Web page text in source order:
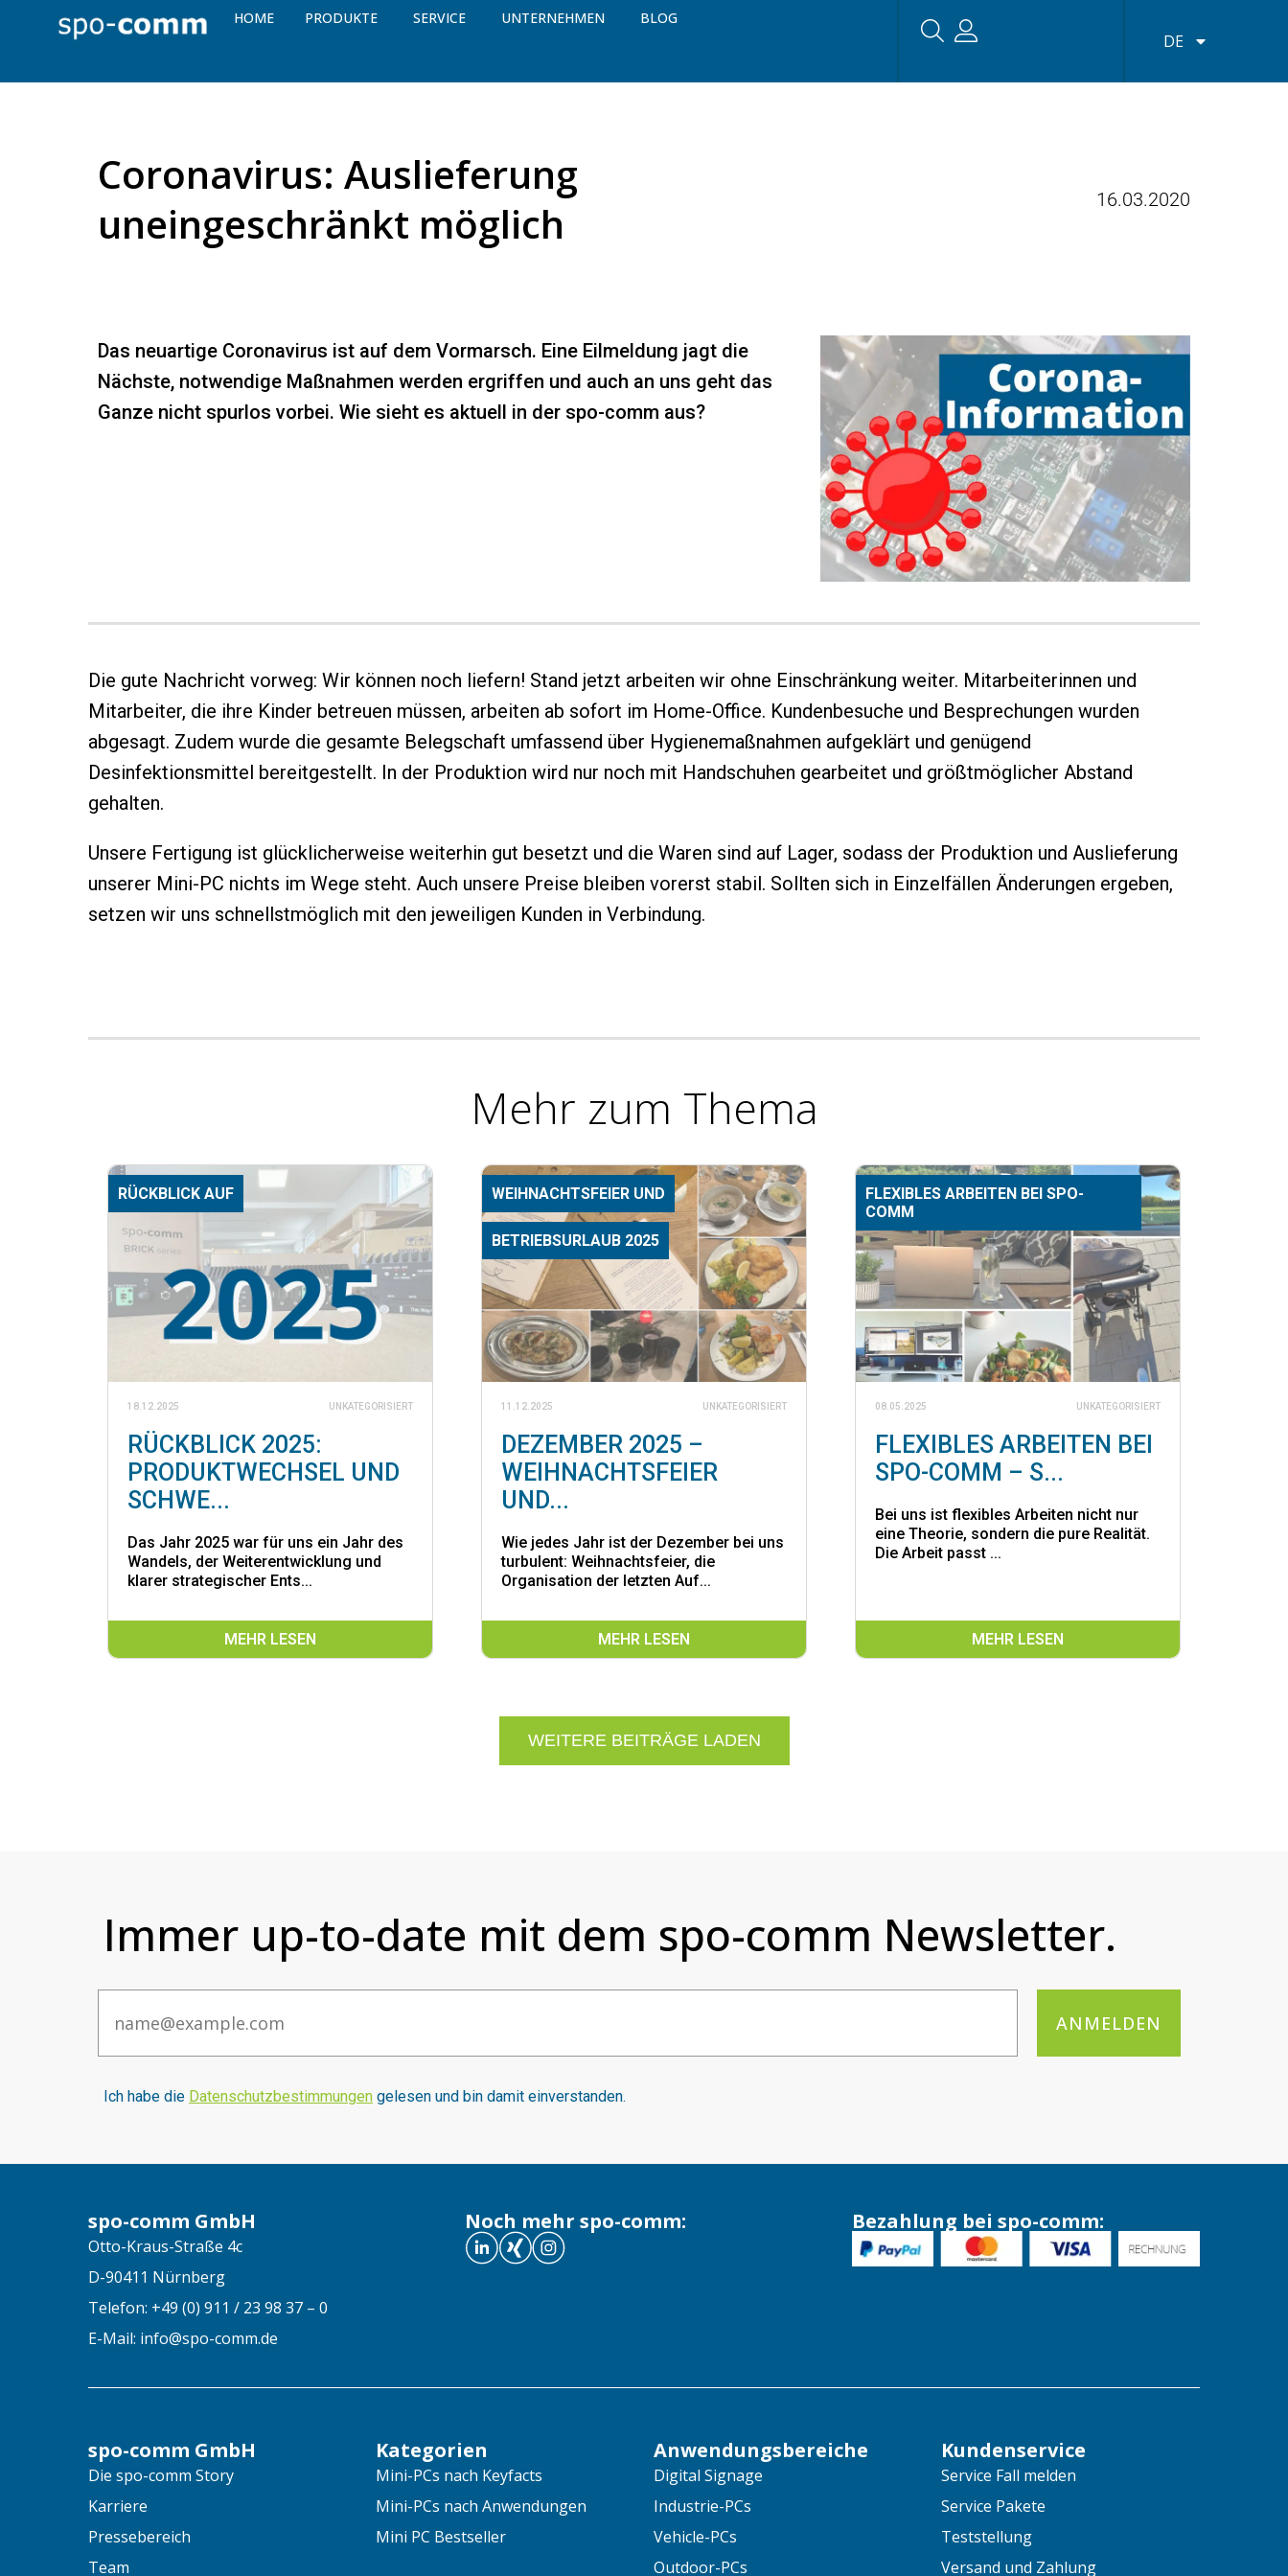
HOME PRODUKTE SERVICE UNTERNEHMEN BLOG
DE
Coronavirus: Auslieferung
uneingeschränkt möglich
16.03.2020
Das neuartige Coronavirus ist auf dem Vormarsch. Eine Eilmeldung jagt die
Nächste, notwendige Maßnahmen werden ergriffen und auch an uns geht das
Ganze nicht spurlos vorbei. Wie sieht es aktuell in der spo-comm aus?
Die gute Nachricht vorweg: Wir können noch liefern! Stand jetzt arbeiten wir ohne Einschränkung weiter. Mitarbeiterinnen und
Mitarbeiter, die ihre Kinder betreuen müssen, arbeiten ab sofort im Home-Office. Kundenbesuche und Besprechungen wurden
abgesagt. Zudem wurde die gesamte Belegschaft umfassend über Hygienemaßnahmen aufgeklärt und genügend
Desinfektionsmittel bereitgestellt. In der Produktion wird nur noch mit Handschuhen gearbeitet und größtmöglicher Abstand
gehalten.
Unsere Fertigung ist glücklicherweise weiterhin gut besetzt und die Waren sind auf Lager, sodass der Produktion und Auslieferung
unserer Mini-PC nichts im Wege steht. Auch unsere Preise bleiben vorerst stabil. Sollten sich in Einzelfällen Änderungen ergeben,
setzen wir uns schnellstmöglich mit den jeweiligen Kunden in Verbindung.
Mehr zum Thema
RÜCKBLICK AUF
18.12.2025 UNKATEGORISIERT
RÜCKBLICK 2025:
PRODUKTWECHSEL UND
SCHWE...
Das Jahr 2025 war für uns ein Jahr des
Wandels, der Weiterentwicklung und
klarer strategischer Ents...
MEHR LESEN
WEIHNACHTSFEIER UND
BETRIEBSURLAUB 2025
11.12.2025 UNKATEGORISIERT
DEZEMBER 2025 –
WEIHNACHTSFEIER
UND...
Wie jedes Jahr ist der Dezember bei uns
turbulent: Weihnachtsfeier, die
Organisation der letzten Auf...
MEHR LESEN
FLEXIBLES ARBEITEN BEI SPO-
COMM
08.05.2025 UNKATEGORISIERT
FLEXIBLES ARBEITEN BEI
SPO-COMM – S...
Bei uns ist flexibles Arbeiten nicht nur
eine Theorie, sondern die pure Realität.
Die Arbeit passt ...
MEHR LESEN
WEITERE BEITRÄGE LADEN
Immer up-to-date mit dem spo-comm Newsletter.
ANMELDEN
Ich habe die Datenschutzbestimmungen gelesen und bin damit einverstanden.
spo-comm GmbH
Otto-Kraus-Straße 4c
D-90411 Nürnberg
Telefon: +49 (0) 911 / 23 98 37 – 0
E-Mail: info@spo-comm.de
Noch mehr spo-comm: Bezahlung bei spo-comm:
spo-comm GmbH
Die spo-comm Story
Karriere
Pressebereich
Team
Kategorien
Mini-PCs nach Keyfacts
Mini-PCs nach Anwendungen
Mini PC Bestseller
Anwendungsbereiche
Digital Signage
Industrie-PCs
Vehicle-PCs
Outdoor-PCs
Kundenservice
Service Fall melden
Service Pakete
Teststellung
Versand und Zahlung